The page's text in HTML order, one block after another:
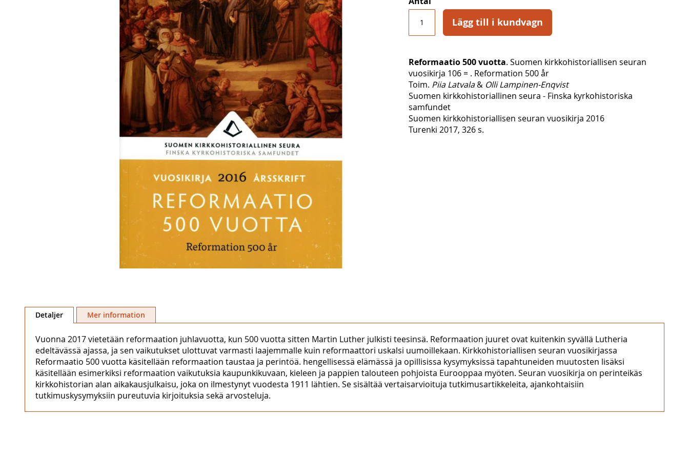
till
bildgalleriet
Lägg till i kundvagn
Reformaatio 500 vuotta. Suomen kirkkohistoriallisen seuran
vuosikirja 106 = . Reformation 500 år
Toim. Piia Latvala& Olli Lampinen-Enqvist
Suomen kirkkohistoriallinen seura - Finska kyrkohistoriska
samfundet
Suomen kirkkohistoriallisen seuran vuosikirja 2016
Turenki 2017, 326 s.
Detaljer
Vuonna 2017 vietetään reformaation juhlavuotta, kun 500 vuotta sitten Martin Luther julkisti teesinsä. Reformaation juuret ovat kuitenkin syvällä Lutheria
edeltävässä ajassa, ja sen vaikutukset ulottuvat varmasti laajemmalle kuin reformaattori uskalsi uumoillekaan. Kirkkohistoriallisen seuran vuosikirjassa
Reformaatio 500 vuotta käsitellään reformaation taustaa ja perintöä. hengellisessä elämässä ja opillisissa kysymyksissä tapahtuneiden muutosten lisäksi
käsitellään esimerkiksi reformaation vaikutuksia kaupunkikuvaan, kieleen ja pappien talouteen pohjoista Eurooppaa myöten. Seuran vuosikirja on perinteikäs
kirkkohistorian alan aikakausjulkaisu, joka on ilmestynyt vuodesta 1911 lähtien. Se sisältää vertaisarvioituja tutkimusartikkeleita, ajankohtaisiin
tutkimuskysymyksiin pureutuvia kirjoituksia sekä arvosteluja.
Mer information